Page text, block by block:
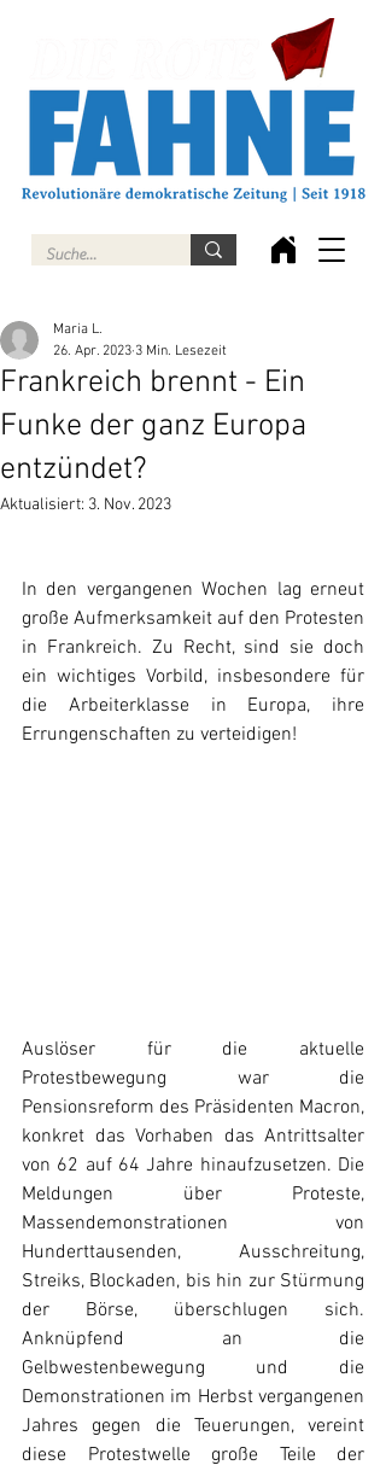
Frankreich brennt - Ein
Funke der ganz Europa
entzündet?
Maria L.
26. Apr. 2023 3 Min. Lesezeit
Aktualisiert: 3. Nov. 2023
In den vergangenen Wochen lag erneut
große Aufmerksamkeit auf den Protesten
in Frankreich. Zu Recht, sind sie doch
ein wichtiges Vorbild, insbesondere für
die Arbeiterklasse in Europa, ihre
Errungenschaften zu verteidigen!
Auslöser für die aktuelle
Protestbewegung war die
Pensionsreform des Präsidenten Macron,
konkret das Vorhaben das Antrittsalter
von 62 auf 64 Jahre hinaufzusetzen. Die
Meldungen über Proteste,
Massendemonstrationen von
Hunderttausenden, Ausschreitung,
Streiks, Blockaden, bis hin zur Stürmung
der Börse, überschlugen sich.
Anknüpfend an die
Gelbwestenbewegung und die
Demonstrationen im Herbst vergangenen
Jahres gegen die Teuerungen, vereint
diese Protestwelle große Teile der